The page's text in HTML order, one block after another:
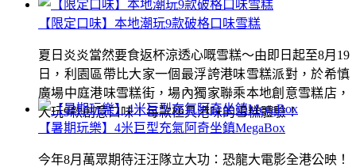
【限定口味】本地潮玩9款破格口味雪糕
夏日炎炎當然要食返杯涼透心嘅雪糕～由即日起至8月19
日，利園區帶比大家一個最浮誇港味雪糕派對，於希慎
廣場中庭港味雪糕街，場內獨家聯乘本地創意雪糕店，
大玩9款創意口味！每款極具港味的雪糕體驗！
【暑期玩樂】4米巨型充氣阿奇坐鎮MegaBox
今年8月萬眾期待汪汪隊立大功：恐龍大電影全港公映！